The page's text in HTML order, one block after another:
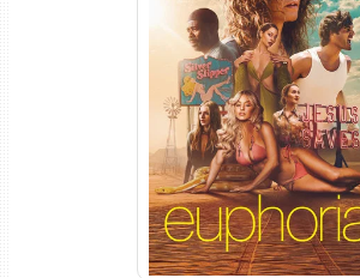
Euphoria 3ª
Torrent (2026) WEB-DL
Dual Áudio